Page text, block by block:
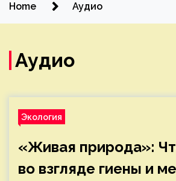
Home Аудио
Аудио
Экология
«Живая природа»:
во взгляде гиены и